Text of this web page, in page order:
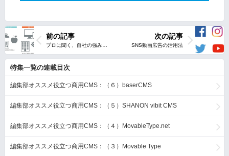
次の記事
前の記事
特集一覧の連載目次
編集部オススメ役立つ商用CMS：（６）baserCMS
編集部オススメ役立つ商用CMS：（５）SHANON vibit CMS
編集部オススメ役立つ商用CMS：（４）MovableType.net
編集部オススメ役立つ商用CMS：（３）Movable Type